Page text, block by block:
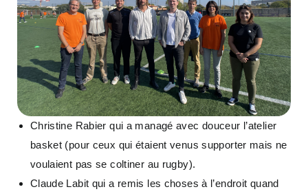
Christine Rabier qui a managé avec douceur l’atelier
basket (pour ceux qui étaient venus supporter mais ne
voulaient pas se coltiner au rugby).
Claude Labit qui a remis les choses à l’endroit quand